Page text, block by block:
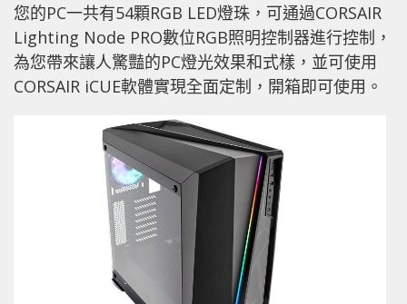
您的PC一共有54顆RGB LED燈珠，可通過CORSAIR
Lighting Node PRO數位RGB照明控制器進行控制，
為您帶來讓人驚豔的PC燈光效果和式樣，並可使用
CORSAIR iCUE軟體實現全面定制，開箱即可使用。